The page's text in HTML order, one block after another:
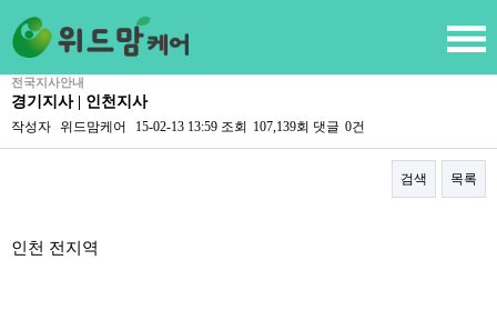
전국지사안내
경기지사 | 인천지사
작성자 위드맘케어 15-02-13 13:59 조회 107,139회 댓글 0건
검색 목록
인천 전지역